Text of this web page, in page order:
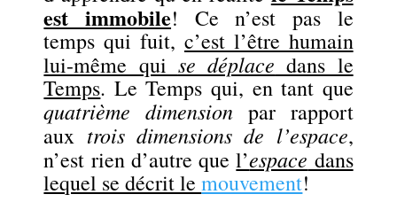
est immobile! Ce n’est pas le
temps qui fuit, c’est l’être humain
lui-même qui se déplace dans le
Temps. Le Temps qui, en tant que
quatrième dimension par rapport
aux trois dimensions de l’espace,
n’est rien d’autre quel’espace dans
lequel se décrit lemouvement!